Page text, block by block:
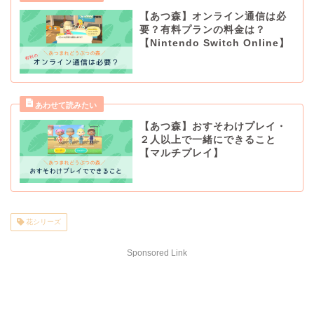
【あつ森】オンライン通信は必
要？有料プランの料金は？
【Nintendo Switch Online】
【あつ森】おすそわけプレイ・
２人以上で一緒にできること
【マルチプレイ】
花シリーズ
Sponsored Link